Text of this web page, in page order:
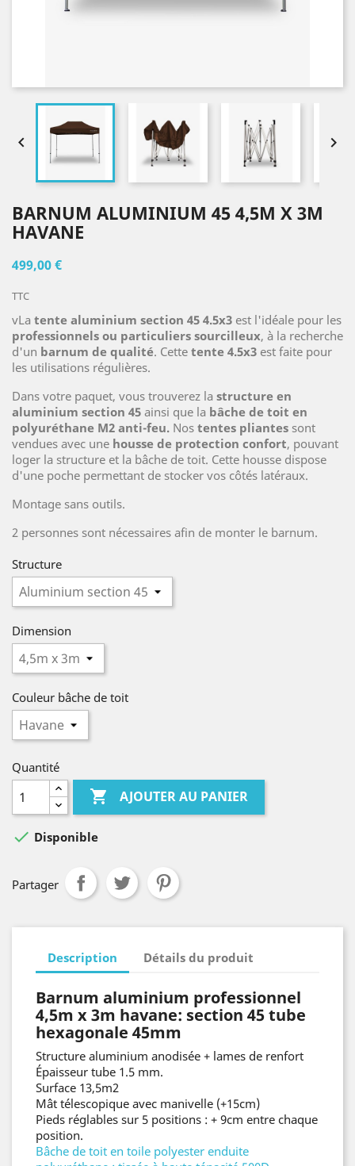
 
BARNUM ALUMINIUM 45 4,5M X 3M
HAVANE
499,00 €
TTC
vLa tente aluminium section 45 4.5x3 est l'idéale pour les
professionnels ou particuliers sourcilleux, à la recherche
d'un barnum de qualité. Cette tente 4.5x3 est faite pour
les utilisations régulières.
Dans votre paquet, vous trouverez la structure en
aluminium section 45 ainsi que la bâche de toit en
polyuréthane M2 anti-feu. Nos tentes pliantes sont
vendues avec une housse de protection confort, pouvant
loger la structure et la bâche de toit. Cette housse dispose
d'une poche permettant de stocker vos côtés latéraux.
Montage sans outils.
2 personnes sont nécessaires afin de monter le barnum.
Structure
Dimension
Couleur bâche de toit
Quantité
 AJOUTER AU PANIER
 Disponible
Partager
Description Détails du produit
Barnum aluminium professionnel
4,5m x 3m havane: section 45 tube
hexagonale 45mm
Structure aluminium anodisée + lames de renfort
Épaisseur tube 1.5 mm.
Surface 13,5m2
Mât télescopique avec manivelle (+15cm)
Pieds réglables sur 5 positions : + 9cm entre chaque
position.
Bâche de toit en toile polyester enduite